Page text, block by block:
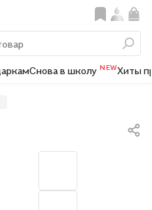
Снова в школу NEWХиты